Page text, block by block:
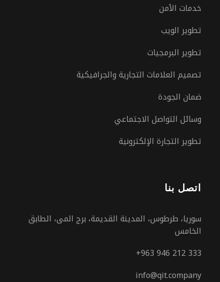
خدمات الأمن
تطوير الويب
تطوير البرمجيات
تصميم العلامات التجارية والجرافيكية
ضمان الجودة
وسائل التواصل الاجتماعي
تطوير التجارة الإلكترونية
اتصل بنا
سوريا، طرطوس، المدينة القديمة، برج المى، الطابق
الخامس
+963 946 212 333
info@qit.company